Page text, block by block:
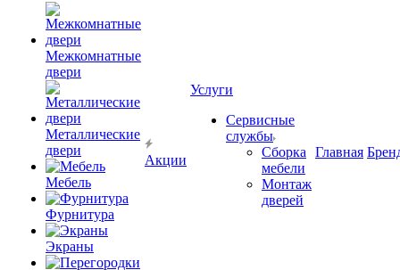
Межкомнатные
двери
Металлические
двери
Мебель
Фурнитура
Экраны
Акции
Услуги
Сервисные
службы
Сборка
мебели
Монтаж
дверей
Главная